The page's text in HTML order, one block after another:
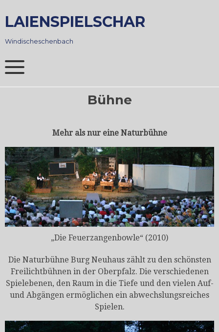
to
content
LAIENSPIELSCHAR
Windischeschenbach
Bühne
Mehr als nur eine Naturbühne
„Die Feuerzangenbowle“ (2010)
Die Naturbühne Burg Neuhaus zählt zu den schönsten
Freilichtbühnen in der Oberpfalz. Die verschiedenen
Spielebenen, den Raum in die Tiefe und den vielen Auf-
und Abgängen ermöglichen ein abwechslungsreiches
Spielen.